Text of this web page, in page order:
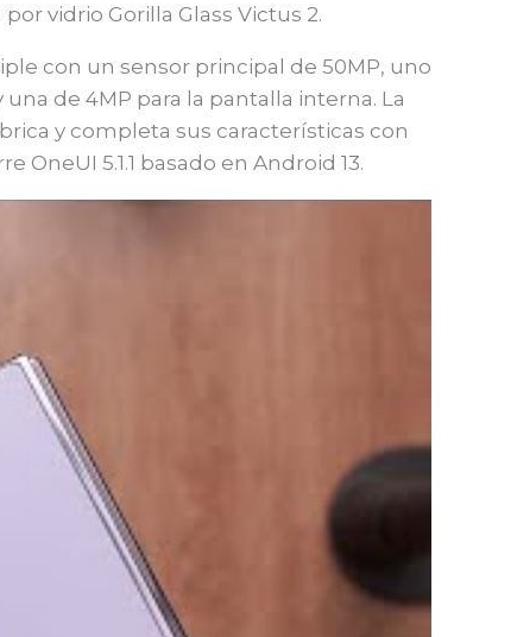
vidrio Gorilla Glass Victus 2.
con un sensor principal de 50MP, uno
de 4MP para la pantalla interna. La
y completa sus características con
5.1.1 basado en Android 13.